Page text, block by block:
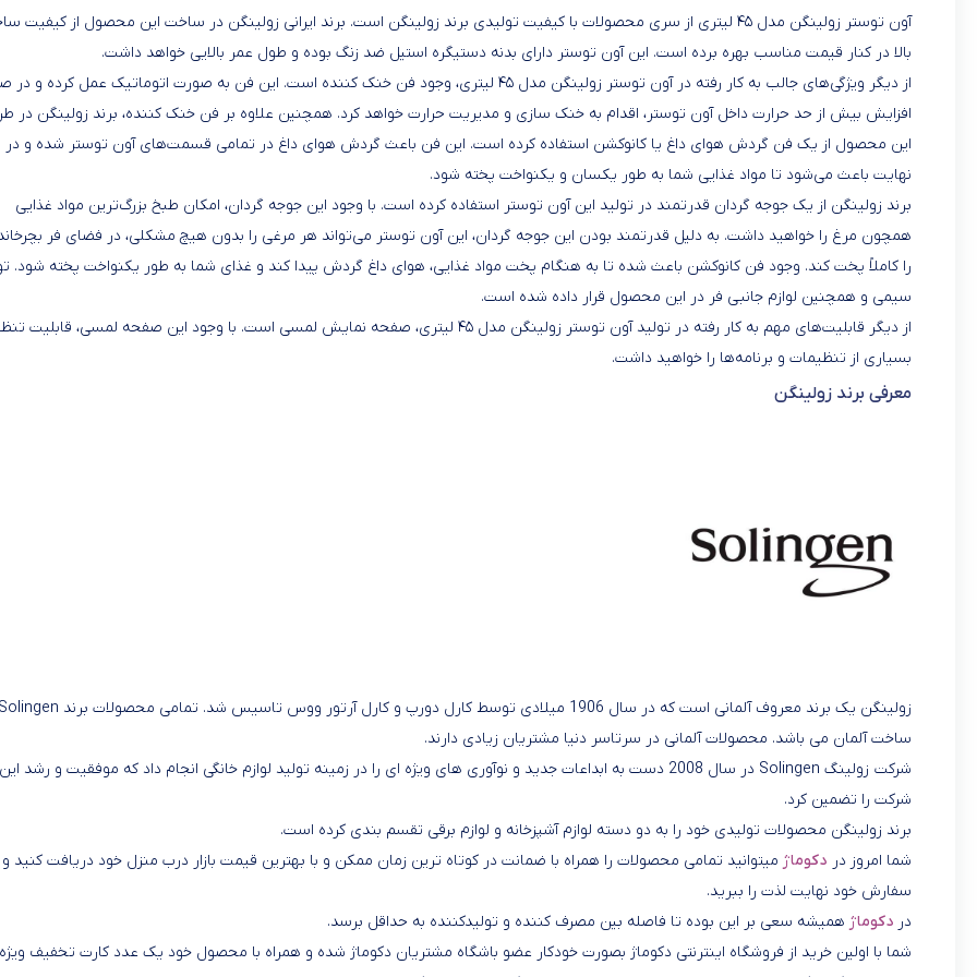
آون توستر زولینگن مدل ۴۵ لیتری از سری محصولات با کیفیت تولیدی برند زولینگن است. برند ایرانی زولینگن در ساخت این محصول از کیفیت
بالا در کنار قیمت مناسب بهره برده است. این آون توستر دارای بدنه دستیگره استیل ضد زنگ بوده و طول عمر بالایی خواهد داشت.
از دیگر ویژگی‌های جالب به کار رفته در آون توستر زولینگن مدل ۴۵ لیتری، وجود فن خنک کننده است. این فن به صورت اتوماتیک عمل کرده
افزایش بیش از حد حرارت داخل آون توستر، اقدام به خنک سازی و مدیریت حرارت خواهد کرد. همچنین علاوه بر فن خنک کننده، برند زولینگن در
این محصول از یک فن گردش هوای داغ یا کانوکشن استفاده کرده است. این فن باعث گردش هوای داغ در تمامی قسمت‌های آون توستر شده و در
نهایت باعث می‌شود تا مواد غذایی شما به طور یکسان و یکنواخت پخته شود.
برند زولینگن از یک جوجه گردان قدرتمند در تولید این آون توستر استفاده کرده است. با وجود این جوجه گردان، امکان طبخ بزرگ‌ترین مواد غذایی
همچون مرغ را خواهید داشت. به دلیل قدرتمند بودن این جوجه گردان، این آون توستر می‌تواند هر مرغی را بدون هیچ مشکلی، در فضای فر
را کاملاً پخت کند. وجود فن کانوکشن باعث شده تا به هنگام پخت مواد غذایی، هوای داغ گردش پیدا کند و غذای شما به طور یکنواخت پخته شود.
سیمی و همچنین لوازم جانبی فر در این محصول قرار داده شده است.
از دیگر قابلیت‌های مهم به کار رفته در تولید آون توستر زولینگن مدل ۴۵ لیتری، صفحه نمایش لمسی است. با وجود این صفحه لمسی، قابلیت
بسیاری از تنظیمات و برنامه‌ها را خواهید داشت.
معرفی برند زولینگن
زولینگن یک برند معروف آلمانی است که در سال 1906 میلادی توسط کارل دورپ و کارل آرتور ووس تاسیس شد. تمامی محصولات برند Solingen
ساخت آلمان می باشد. محصولات آلمانی در سرتاسر دنیا مشتریان زیادی دارند.
شرکت زولینگ Solingen در سال 2008 دست به ابداعات جدید و نوآوری های ویژه ای را در زمینه تولید لوازم خانگی انجام داد که موفقیت و رشد این
شرکت را تضمین کرد.
برند زولینگن محصولات تولیدی خود را به دو دسته لوازم آشپزخانه و لوازم برقی تقسم بندی کرده است.
شما امروز در دکوماژ میتوانید تمامی محصولات را همراه با ضمانت در کوتاه ترین زمان ممکن و با بهترین قیمت بازار درب منزل خود دریافت کنید و
سفارش خود نهایت لذت را ببرید.
در دکوماژ همیشه سعی بر این بوده تا فاصله بین مصرف کننده و تولیدکننده به حداقل برسد.
شما با اولین خرید از فروشگاه اینترنتی دکوماژ بصورت خودکار عضو باشگاه مشتریان دکوماژ شده و همراه با محصول خود یک عدد کارت تخفیف ویژه